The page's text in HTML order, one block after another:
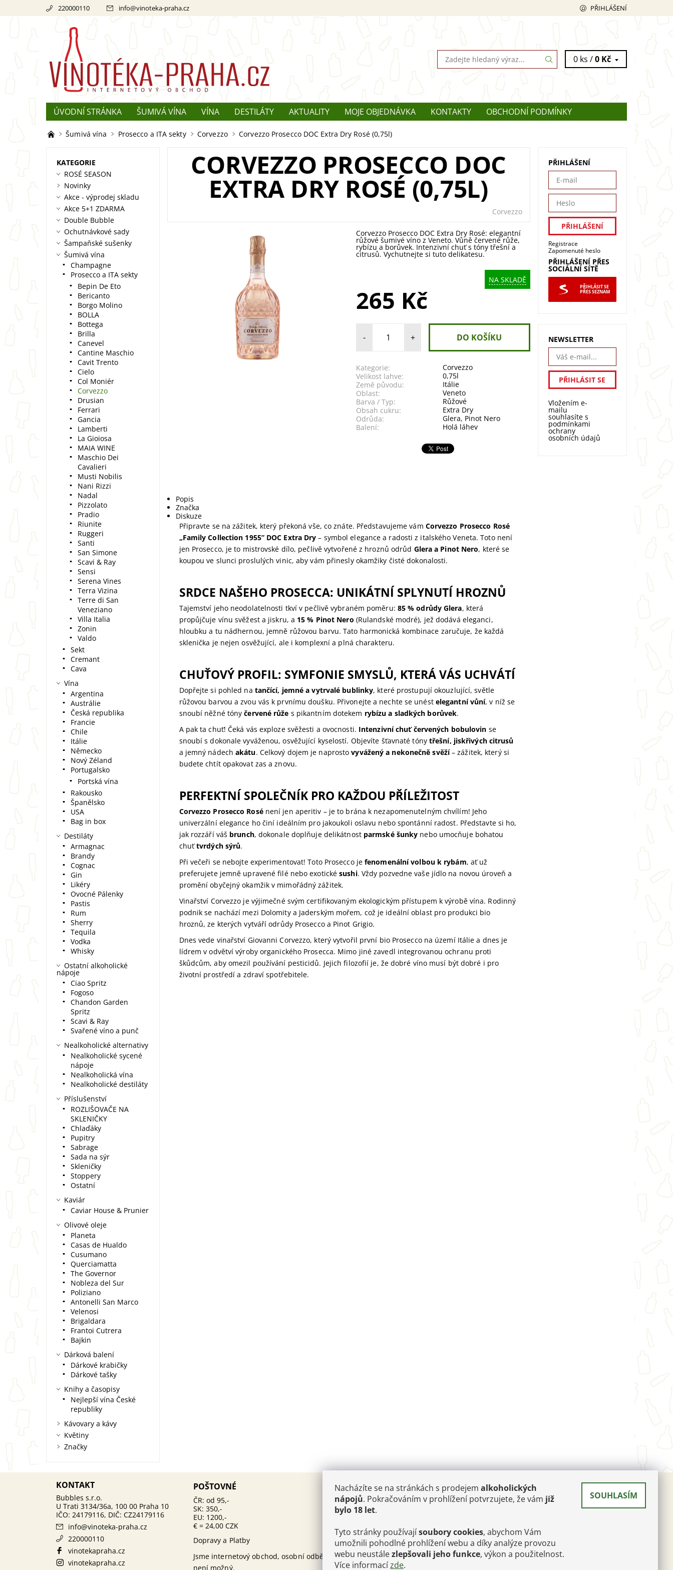
220000110 info@vinoteka-praha.cz PŘIHLÁŠENÍ
0 ks /0 Kč
ÚVODNÍ STRÁNKA ŠUMIVÁ VÍNA VÍNA DESTILÁTY AKTUALITY MOJE OBJEDNÁVKA KONTAKTY
OBCHODNÍ PODMÍNKY
REKLAMACE
O ŠAMPAŇSKÉM
Šumivá vína Prosecco a ITA sekty Corvezzo Corvezzo Prosecco DOC Extra Dry Rosé (0,75l)
CORVEZZO PROSECCO DOC
EXTRA DRY ROSÉ (0,75L)
Corvezzo
Corvezzo Prosecco DOC Extra Dry Rosé: elegantní
růžové šumivé víno z Veneto. Vůně červené růže,
rybízu a borůvek. Intenzivní chuť s tóny třešní a
citrusů. Vychutnejte si tuto delikatesu.
NA SKLADĚ
265 Kč
- +
Kategorie:
Corvezzo
Velikost lahve:
0,75l
Země původu:
Itálie
Oblast:
Veneto
Barva / Typ:
Růžové
Obsah cukru:
Extra Dry
Odrůda:
Glera, Pinot Nero
Balení:
Holá láhev
Popis
Značka
Diskuze
Připravte se na zážitek, který překoná vše, co znáte. Představujeme vám Corvezzo Prosecco Rosé
„Family Collection 1955” DOC Extra Dry – symbol elegance a radosti z italského Veneta. Toto není
jen Prosecco, je to mistrovské dílo, pečlivě vytvořené z hroznů odrůd Glera a Pinot Nero, které se
koupou ve slunci proslulých vinic, aby vám přinesly okamžiky čisté dokonalosti.
SRDCE NAŠEHO PROSECCA: UNIKÁTNÍ SPLYNUTÍ HROZNŮ
Tajemství jeho neodolatelnosti tkví v pečlivě vybraném poměru: 85 % odrůdy Glera, která
propůjčuje vínu svěžest a jiskru, a 15 % Pinot Nero (Rulandské modré), jež dodává eleganci,
hloubku a tu nádhernou, jemně růžovou barvu. Tato harmonická kombinace zaručuje, že každá
sklenička je nejen osvěžující, ale i komplexní a plná charakteru.
CHUŤOVÝ PROFIL: SYMFONIE SMYSLŮ, KTERÁ VÁS UCHVÁTÍ
Dopřejte si pohled na tančící, jemné a vytrvalé bublinky, které prostupují okouzlující, světle
růžovou barvou a zvou vás k prvnímu doušku. Přivonejte a nechte se unést elegantní vůní, v níž se
snoubí něžné tónyčervené růže s pikantním dotekem rybízu a sladkých borůvek.
A pak ta chuť! Čeká vás exploze svěžesti a ovocnosti. Intenzivní chuť červených bobulovin se
snoubí s dokonale vyváženou, osvěžující kyselostí. Objevíte šťavnaté tóny třešní, jiskřivých citrusů
a jemný nádechakátu. Celkový dojem je naprostovyvážený a nekonečně svěží– zážitek, který si
budete chtít opakovat zas a znovu.
PERFEKTNÍ SPOLEČNÍK PRO KAŽDOU PŘÍLEŽITOST
Corvezzo Prosecco Rosénení jen aperitiv – je to brána k nezapomenutelným chvílím! Jeho
univerzální elegance ho činí ideálním pro jakoukoli oslavu nebo spontánní radost. Představte si ho,
jak rozzáří váš brunch, dokonale doplňuje delikátnost parmské šunky nebo umocňuje bohatou
chuťtvrdých sýrů.
Při večeři se nebojte experimentovat! Toto Prosecco jefenomenální volbou k rybám, ať už
preferujete jemně upravené filé nebo exotickésushi. Vždy pozvedne vaše jídlo na novou úroveň a
promění obyčejný okamžik v mimořádný zážitek.
Vinařství Corvezzo je výjimečné svým certifikovaným ekologickým přístupem k výrobě vína. Rodinný
podnik se nachází mezi Dolomity a Jaderským mořem, což je ideální oblast pro produkci bio
hroznů, ze kterých vytváří odrůdy Prosecco a Pinot Grigio.
Dnes vede vinařství Giovanni Corvezzo, který vytvořil první bio Prosecco na území Itálie a dnes je
lídrem v odvětví výroby organického Prosecca. Mimo jiné zavedl integrovanou ochranu proti
škůdcům, aby omezil používání pesticidů. Jejich filozofií je, že dobré víno musí býtdobré i pro
životní prostředí a zdraví spotřebitele.
KATEGORIE
ROSÉ SEASON
Novinky
Akce - výprodej skladu
Akce 5+1 ZDARMA
Double Bubble
Ochutnávkové sady
Šampaňské sušenky
Šumivá vína
Champagne
Prosecco a ITA sekty
Bepin De Eto
Bericanto
Borgo Molino
BOLLA
Bottega
Brilla
Canevel
Cantine Maschio
Cavit Trento
Cielo
Col Moniér
Corvezzo
Drusian
Ferrari
Gancia
Lamberti
La Gioiosa
MAIA WINE
Maschio Dei
Cavalieri
Musti Nobilis
Nani Rizzi
Nadal
Pizzolato
Pradio
Riunite
Ruggeri
Santi
San Simone
Scavi & Ray
Sensi
Serena Vines
Terra Vizina
Terre di San
Veneziano
Villa Italia
Zonin
Valdo
Sekt
Cremant
Cava
Vína
Argentina
Austrálie
Česká republika
Francie
Chile
Itálie
Německo
Nový Zéland
Portugalsko
Portská vína
Rakousko
Španělsko
USA
Bag in box
Destiláty
Armagnac
Brandy
Cognac
Gin
Likéry
Ovocné Pálenky
Pastis
Rum
Sherry
Tequila
Vodka
Whisky
Ostatní alkoholické
nápoje
Ciao Spritz
Fogoso
Chandon Garden
Spritz
Scavi & Ray
Svařené víno a punč
Nealkoholické alternativy
Nealkoholické sycené
nápoje
Nealkoholická vína
Nealkoholické destiláty
Příslušenství
ROZLIŠOVAČE NA
SKLENIČKY
Chlaďáky
Pupitry
Sabrage
Sada na sýr
Skleničky
Stoppery
Ostatní
Kaviár
Caviar House & Prunier
Olivové oleje
Planeta
Casas de Hualdo
Cusumano
Querciamatta
The Governor
Nobleza del Sur
Poliziano
Antonelli San Marco
Velenosi
Brigaldara
Frantoi Cutrera
Bajkin
Dárková balení
Dárkové krabičky
Dárkové tašky
Knihy a časopisy
Nejlepší vína České
republiky
Kávovary a kávy
Květiny
Značky
PŘIHLÁŠENÍ
Registrace
Zapomenuté heslo
PŘIHLÁŠENÍ PŘES
SOCIÁLNÍ SÍTĚ
PŘIHLÁSIT SE
PŘES SEZNAM
NEWSLETTER
Vložením e-
mailu
souhlasíte s
podmínkami
ochrany
osobních údajů
KONTAKT
info@vinoteka-praha.cz
220000110
vinotekapraha.cz
vinotekapraha.cz
POŠTOVNÉ
ČR: od 95,-
SK: 350,-
EU: 1200,-
€ = 24,00 CZK
Dopravy a Platby
Jsme internetový obchod, osobní odběr
není možný.
AKTUALITY
12.10.2025 PÁROVÁNÍ KAVIÁRU A
ŠAMPAŇSKÉHO: UMĚNÍ, KTERÉ
MUSÍTE OVLÁDNOUT
25.6.2024
Kam v Champagni:
Perrier-Jouët Cellier Belle Epoque
30.4.2024 Kam v Champagni: Café
Clicquot
Nacházíte se na stránkách s prodejem alkoholických
nápojů. Pokračováním v prohlížení potvrzujete, že vám již
bylo 18 let.
Tyto stránky používajísoubory cookies, abychom Vám
umožnili pohodlné prohlížení webu a díky analýze provozu
webu neustálezlepšovali jeho funkce, výkon a použitelnost.
Více informacízde.
SOUHLASÍM